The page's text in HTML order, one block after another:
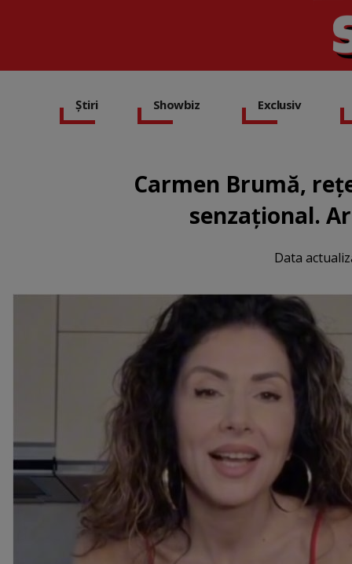
Știri Showbiz Exclusiv
Carmen Brumă,
senzațional.
Data